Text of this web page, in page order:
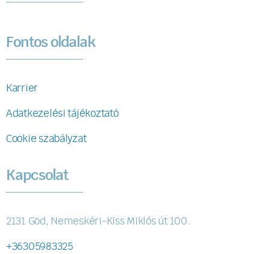
Fontos oldalak
Karrier
Adatkezelési tájékoztató
Cookie szabályzat
Kapcsolat
2131 Göd, Nemeskéri-Kiss Miklós út 100.
+36305983325